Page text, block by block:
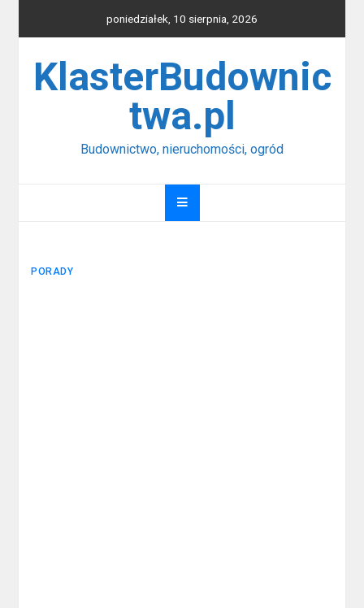
poniedziałek, 10 sierpnia, 2026
KlasterBudownic
twa.pl
Budownictwo, nieruchomości, ogród
PORADY